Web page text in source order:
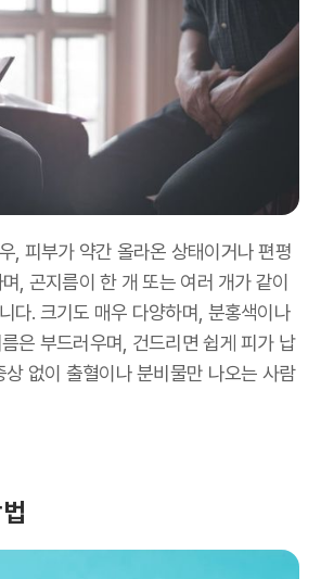
, 피부가 약간 올라온 상태이거나 편평
, 곤지름이 한 개 또는 여러 개가 같이
다. 크기도 매우 다양하며 , 분홍색이나
은 부드러우며 건드리면 쉽게 피가 납
상 없이 출혈이나 분비물만 나오는 사람